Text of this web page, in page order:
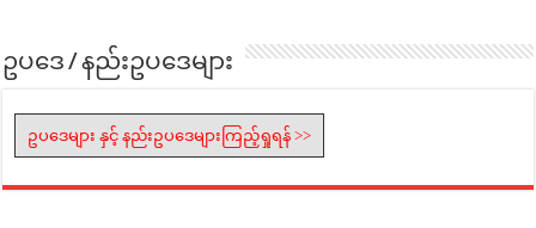
ဥပဒေ / နည်းဥပဒေများ
ဥပဒေများ နှင့် နည်းဥပဒေများကြည့်ရှုရန် >>